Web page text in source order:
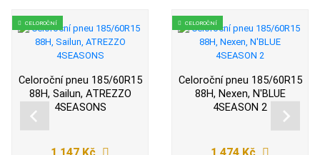
CELOROČNÍ
Celoroční pneu 185/60R15
88H, Sailun, ATREZZO
4SEASONS
1 147 Kč
CELOROČNÍ
Celoroční pneu 185/60R15
88H, Nexen, N'BLUE
4SEASON 2
1 474 Kč